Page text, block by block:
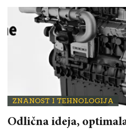
ZNANOST I TEHNOLOGIJA
Odlična ideja,